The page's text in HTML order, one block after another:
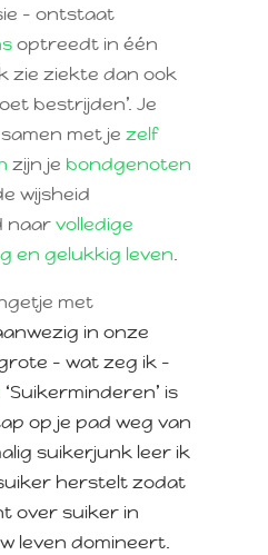
– ontstaat
optreedt in één
zie ziekte dan ook
bestrijden’. Je
met jezelf
zijn je bondgenoten
wijsheid
naarvolledige
en gelukkig leven.
met
in onze
– wat zeg ik –
‘Suikerminderen’ is
op je pad weg van
suikerjunk leer ik
herstelt zodat
over suiker in
leven domineert.